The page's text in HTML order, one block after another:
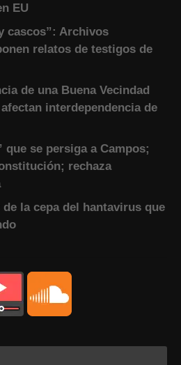
EU
cascos”: Archivos
relatos de testigos de
de una Buena Vecindad
interdependencia de
que se persiga a Campos;
rechaza
de la cepa del hantavirus que